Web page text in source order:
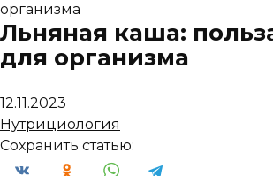
организма
Льняная каша:
для организма
12.11.2023
Нутрициология
Сохранить статью: